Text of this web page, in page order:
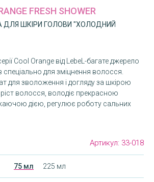
FRESH SHOWER
ШКІРИ ГОЛОВИ "ХОЛОДНИЙ
Cool Orange від LebeL-багате джерело
спеціально для зміцнення волосся.
для зволоження і догляду за шкірою
волосся, володіє прекрасною
дією, регулює роботу сальних
Артикул: 33-018
75 мл 225 мл